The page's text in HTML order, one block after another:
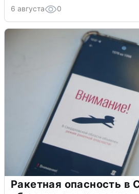
6 августа 0
Ракетная опасность в